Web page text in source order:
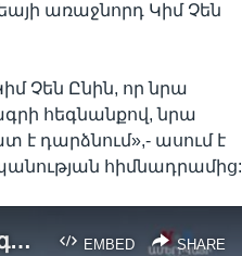
առաջնորդ Կիմ Չեն
Չեն Ընին, որ նրա
հեգնանքով, նրա
է դարձնում»,- ասում է
հիմնադրամից:
EMBED SHARE
ԱՄՆ-ը և Հարավային Կորեան երկարաձգում են զորավարժությունները Հյուսիսային Կորեայից հրթիռների արձակման աննախադեպ հաճախականության ներքո